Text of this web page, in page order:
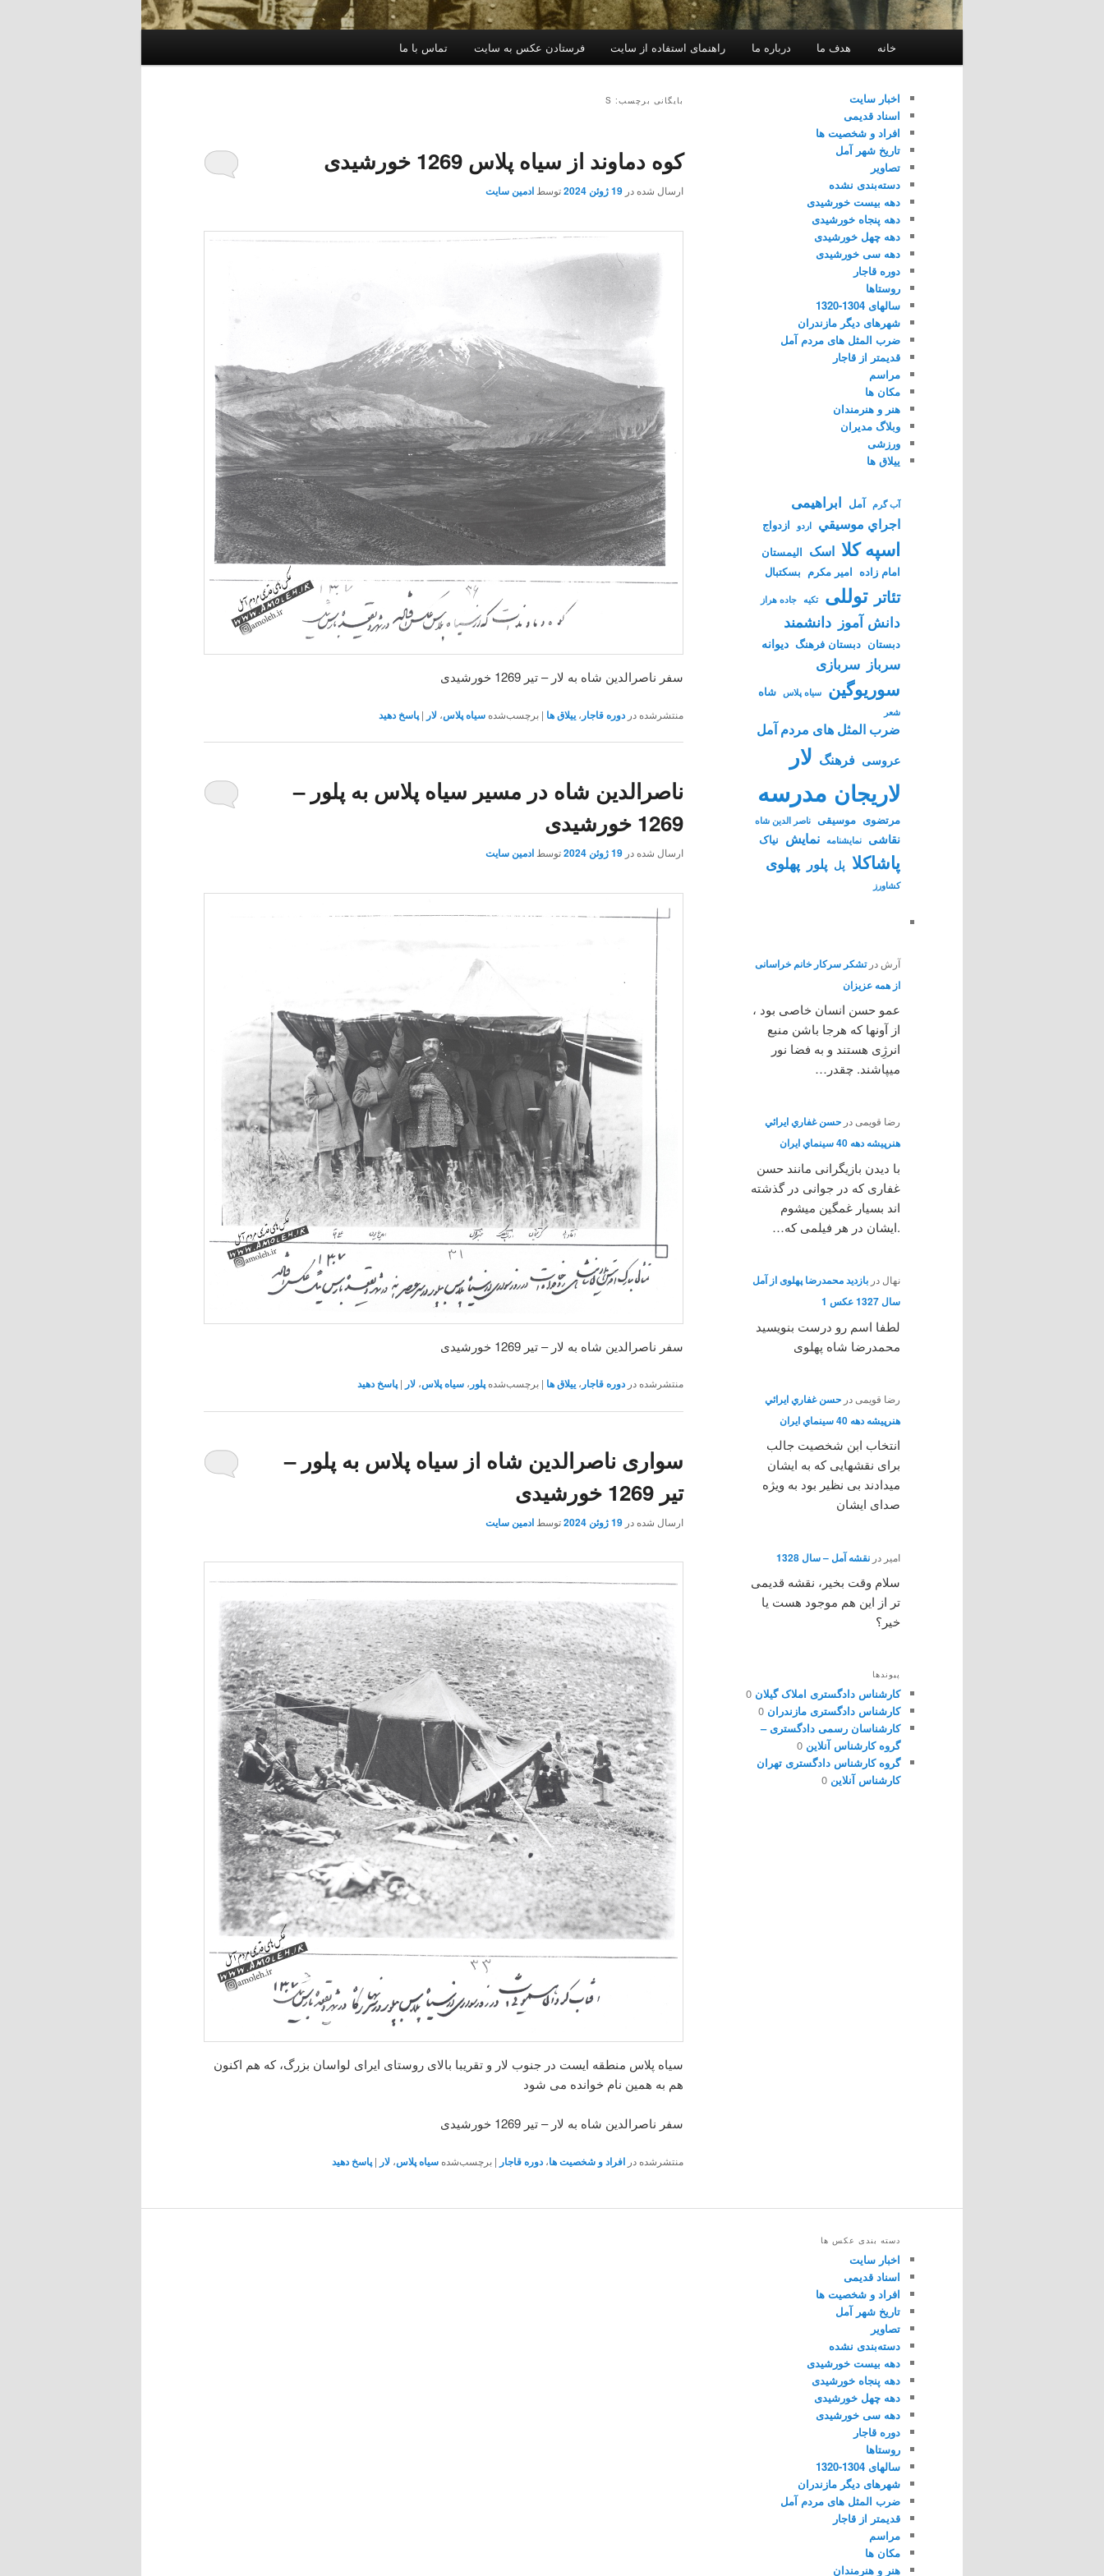
خانه هدف ما درباره ما راهنمای استفاده از سایت فرستادن عکس به سایت تماس با ما
بایگانی برچسب: S
کوه دماوند از سیاه پلاس 1269 خورشیدی
ارسال شده در 19 ژوئن 2024 توسط ادمین سایت
سفر ناصرالدین شاه به لار – تیر 1269 خورشیدی
منتشرشده در دوره قاجار ، ییلاق ها | برچسب‌شده سیاه پلاس، لار | پاسخ دهید
ناصرالدین شاه در مسیر سیاه پلاس به پلور –
1269 خورشیدی
ارسال شده در 19 ژوئن 2024 توسط ادمین سایت
سفر ناصرالدین شاه به لار – تیر 1269 خورشیدی
منتشرشده در دوره قاجار ، ییلاق ها | برچسب‌شده پلور ، سیاه پلاس، لار | پاسخ دهید
سواری ناصرالدین شاه از سیاه پلاس به پلور –
تیر 1269 خورشیدی
ارسال شده در 19 ژوئن 2024 توسط ادمین سایت
سیاه پلاس منطقه ایست در جنوب لار و تقریبا بالای روستای ایرای لواسان بزرگ، که هم اکنون
هم به همین نام خوانده می شود
سفر ناصرالدین شاه به لار – تیر 1269 خورشیدی
منتشرشده در افراد و شخصیت ها،دوره قاجار | برچسب‌شده سیاه پلاس، لار | پاسخ دهید
اخبار سایت
اسناد قدیمی
افراد و شخصیت ها
تاریخ شهر آمل
تصاویر
دسته‌بندی نشده
دهه بیست خورشیدی
دهه پنجاه خورشیدی
دهه چهل خورشیدی
دهه سی خورشیدی
دوره قاجار
روستاها
سالهای 1304-1320
شهرهای دیگر مازندران
ضرب المثل های مردم آمل
قدیمتر از قاجار
مراسم
مکان ها
هنر و هنرمندان
وبلاگ مدیران
ورزشی
ییلاق ها
آب گرم آمل ابراهیمی
اجراي موسيقي اردو ازدواج
اسپه کلا اسک الیمستان
امام زاده امیر مکرم بسکتبال
تئاتر توللی تکیه جاده هراز
دانش آموز دانشمند
دبستان دبستان فرهنگ دیوانه
سرباز سربازی
سوریوگین سیاه پلاس شاه
شعر
ضرب المثل های مردم آمل
عروسی فرهنگ لار
لاریجان مدرسه
مرتضوی موسیقی ناصر الدین شاه
نقاشی نمايشنامه نمایش نیاک
پاشاکلا پل پلور پهلوی
کشاورز
آرش درتشکر سرکار خانم خراسانی
از همه عزیزان
عمو حسن انسان خاصی بود ،
از آونها که هرجا باشن منبع
انرژِی هستند و به فضا نور
میپاشند. چقدر…
رضا قویمی در حسن غفاري ايرائي
هنرپيشه دهه 40 سينماي ايران
با دیدن بازیگرانی مانند حسن
غفاری که در جوانی در گذشته
اند بسیار غمگین میشوم
.ایشان در هر فیلمی که…
نهال در بازدید محمدرضا پهلوی از آمل
سال 1327 عکس 1
لطفا اسم رو درست بنویسید
محمدرضا شاه پهلوی
رضا قویمی در حسن غفاري ايرائي
هنرپيشه دهه 40 سينماي ايران
انتخاب ابن شخصیت جالب
برای نقشهایی که به ایشان
میدادند بی نظیر بود به ویژه
صدای ایشان
امیر در نقشه آمل – سال 1328
سلام وقت بخیر، نقشه قدیمی
تر از این هم موجود هست یا
خیر؟
پیوندها
کارشناس دادگستری املاک گیلان
کارشناس دادگستری مازندران
کارشناسان رسمی دادگستری –
گروه کارشناس آنلاین
گروه کارشناس دادگستری تهران
کارشناس آنلاین
دسته بندی عکس ها
اخبار سایت
اسناد قدیمی
افراد و شخصیت ها
تاریخ شهر آمل
تصاویر
دسته‌بندی نشده
دهه بیست خورشیدی
دهه پنجاه خورشیدی
دهه چهل خورشیدی
دهه سی خورشیدی
دوره قاجار
روستاها
سالهای 1304-1320
شهرهای دیگر مازندران
ضرب المثل های مردم آمل
قدیمتر از قاجار
مراسم
مکان ها
هنر و هنرمندان